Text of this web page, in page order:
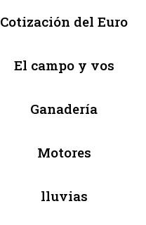
Cotización del Euro
El campo y vos
Ganadería
Motores
lluvias